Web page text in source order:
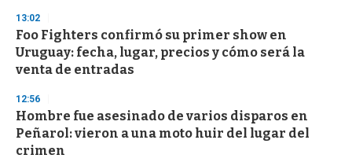
13:02
Foo Fighters confirmó su primer show en
Uruguay: fecha, lugar, precios y cómo será la
venta de entradas
12:56
Hombre fue asesinado de varios disparos en
Peñarol: vieron a una moto huir del lugar del
crimen